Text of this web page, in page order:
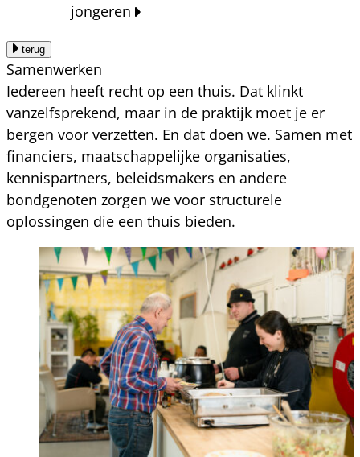
jongeren
terug
Samenwerken
Iedereen heeft recht op een thuis. Dat klinkt
vanzelfsprekend, maar in de praktijk moet je er
bergen voor verzetten. En dat doen we. Samen met
financiers, maatschappelijke organisaties,
kennispartners, beleidsmakers en andere
bondgenoten zorgen we voor structurele
oplossingen die een thuis bieden.